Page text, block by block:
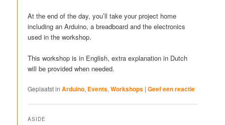
At the end of the day, you’ll take your project home
including an Arduino, a breadboard and the electronics
used in the workshop.
This workshop is in English, extra explanation in Dutch
will be provided when needed.
Geplaatst in Arduino, Events,Workshops |Geef een reactie
ASIDE